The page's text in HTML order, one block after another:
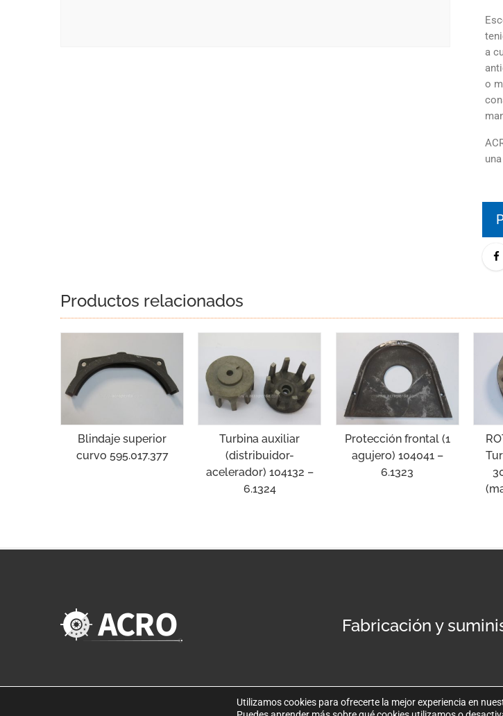
a
o
Productos relacionados
Blindaje superior
curvo 595.017.377
Turbina auxiliar
(distribuidor-
acelerador) 104132 –
6.1324
Protección frontal (1
agujero) 104041 –
6.1323
Fabricación y
Utilizamos cookies para ofrecerte la mejor experiencia en